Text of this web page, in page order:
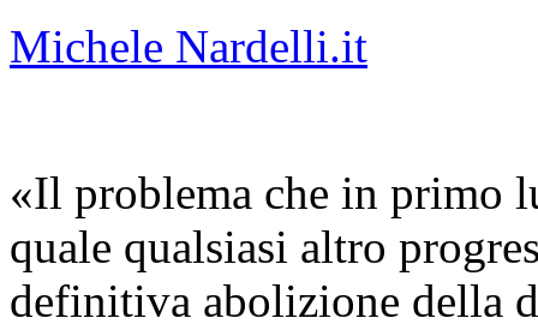
Michele Nardelli.it
«Il problema che in primo
quale qualsiasi altro
definitiva abolizione della